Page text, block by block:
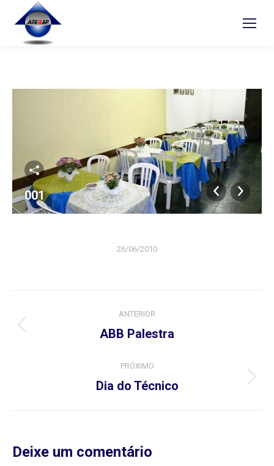
001
26/06/2010
do
ANTERIOR
Álbum
ABB Palestra
PRÓXIMO
Próximo
Dia do Técnico
Deixe um comentário